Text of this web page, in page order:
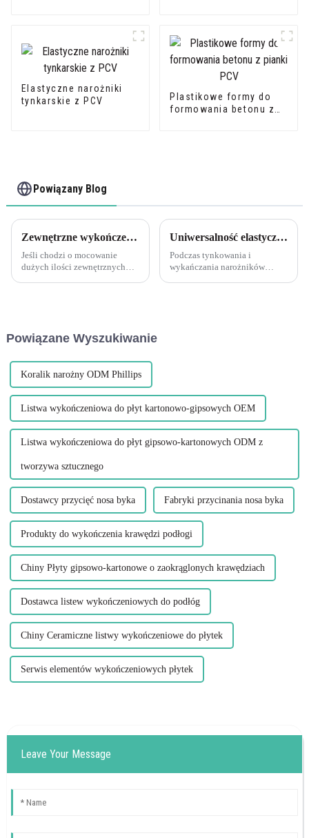
kształcie litery U
Elastyczne narożniki
tynkarskie z PCV
Plastikowe formy do
formowania betonu z
Powiązany Blog
Zewnętrzne wykończenia z PCV: łączenie długich serii Zawsze dobrze jest dopasować elementy na sucho, aby sprawdzić, czy są dobrze dopasowane, przed nałożeniem kleju lub elementów złącznych.
Jeśli chodzi o mocowanie
dużych ilości zewnętrznych
odpowiedniego dopasowania.
sucho pozwala zaoszczędzić...
Uniwersalność elastycznych narożników tynkarskich PCV
Podczas tynkowania i
wykańczania narożników
Powiązane Wyszukiwanie
Koralik narożny ODM Phillips
Listwa wykończeniowa do płyt kartonowo-gipsowych OEM
Listwa wykończeniowa do płyt gipsowo-kartonowych ODM z
tworzywa sztucznego
Dostawcy przycięć nosa byka Fabryki przycinania nosa byka
Produkty do wykończenia krawędzi podłogi
Chiny Płyty gipsowo-kartonowe o zaokrąglonych krawędziach
Dostawca listew wykończeniowych do podłóg
Chiny Ceramiczne listwy wykończeniowe do płytek
Serwis elementów wykończeniowych płytek
Leave Your Message